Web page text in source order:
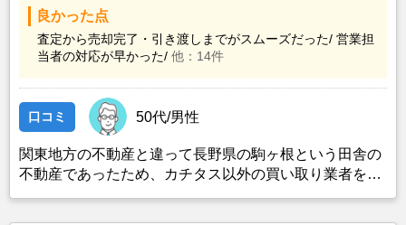
良かった点
査定から売却完了・引き渡しまでがスムーズだった/ 営業担
当者の対応が早かった/ 他：14件
口コミ 50代/男性
関東地方の不動産と違って長野県の駒ヶ根という田舎の
不動産であったため、カチタス以外の買い取り業者をみ